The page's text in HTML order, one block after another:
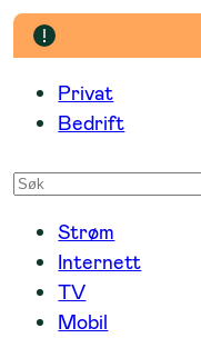
Hopp
til
innholdPrivat
Bedrift
Søk
etter
Strøm
Internett
TV
Mobil